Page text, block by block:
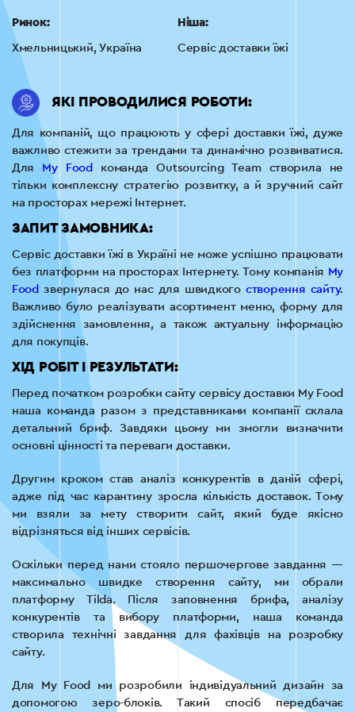
Ринок:
Хмельницький, Україна
Ніша:
Сервіс доставки їжі
ЯКІ ПРОВОДИЛИСЯ РОБОТИ:
Для компаній, що працюють у сфері доставки їжі, дуже
важливо стежити за трендами та динамічно розвиватися.
Для
My Food
команда Outsourcing Team створила не
тільки комплексну стратегію розвитку, а й зручний сайт
на просторах мережі Інтернет.
ЗАПИТ ЗАМОВНИКА:
Сервіс доставки їжі в Україні не може успішно працювати
без платформи на просторах Інтернету. Тому компанія My
Food звернулася до нас для швидкого створення сайту.
Важливо було реалізувати асортимент меню, форму для
здійснення замовлення, а також актуальну інформацію
для покупців.
ХІД РОБІТ І РЕЗУЛЬТАТИ:
Перед початком розробки сайту сервісу доставки My Food
наша команда разом з представниками компанії склала
детальний бриф. Завдяки цьому ми змогли визначити
основні цінності та переваги доставки.
Другим кроком став аналіз конкурентів в даній сфері,
адже під час карантину зросла кількість доставок. Тому
ми взяли за мету створити сайт, який буде якісно
відрізняться від інших сервісів.
Оскільки перед нами стояло першочергове завдання —
максимально швидке створення сайту, ми обрали
платформу Tilda. Після заповнення брифа, аналізу
конкурентів та вибору платформи, наша команда
створила технічні завдання для фахівців на розробку
сайту.
Для My Food ми розробили індивідуальний дизайн за
допомогою зеро-блоків. Такий спосіб передбачає